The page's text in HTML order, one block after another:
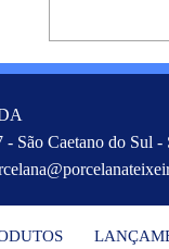
São Caetano do Sul -